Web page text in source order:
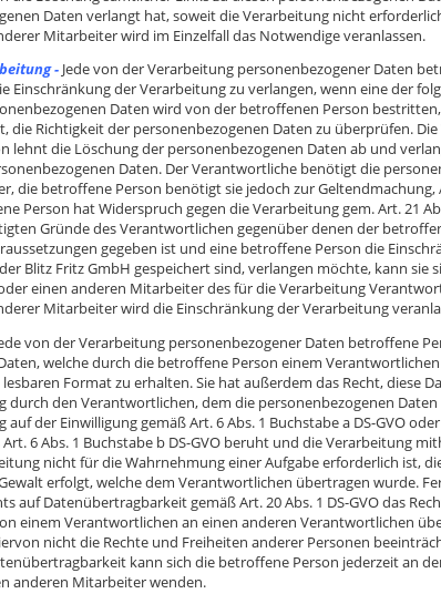
Daten verlangt hat, soweit die Verarbeitung nicht
Mitarbeiter wird im Einzelfall das Notwendige veranlassen.
- Jede von der Verarbeitung personenbezogener Daten
Einschränkung der Verarbeitung zu verlangen, wenn eine der
Daten wird von der betroffenen Person
die Richtigkeit der personenbezogenen Daten zu überprüfen.
lehnt die Löschung der personenbezogenen Daten ab und
Daten. Der Verantwortliche benötigt die
die betroffene Person benötigt sie jedoch zur
Person hat Widerspruch gegen die Verarbeitung gem. Art. 21
Gründe des Verantwortlichen gegenüber denen der
gegeben ist und eine betroffene Person die
Blitz Fritz GmbH gespeichert sind, verlangen möchte, kann sie
einen anderen Mitarbeiter des für die Verarbeitung
Mitarbeiter wird die Einschränkung der Verarbeitung
von der Verarbeitung personenbezogener Daten betroffene
welche durch die betroffene Person einem
Format zu erhalten. Sie hat außerdem das Recht, diese
den Verantwortlichen, dem die personenbezogenen
der Einwilligung gemäß Art. 6 Abs. 1 Buchstabe a DS-GVO
6 Abs. 1 Buchstabe b DS-GVO beruht und die Verarbeitung
nicht für die Wahrnehmung einer Aufgabe erforderlich ist,
erfolgt, welche dem Verantwortlichen übertragen wurde.
auf Datenübertragbarkeit gemäß Art. 20 Abs. 1 DS-GVO das
einem Verantwortlichen an einen anderen Verantwortlichen
nicht die Rechte und Freiheiten anderer Personen
kann sich die betroffene Person jederzeit an
anderen Mitarbeiter wenden.